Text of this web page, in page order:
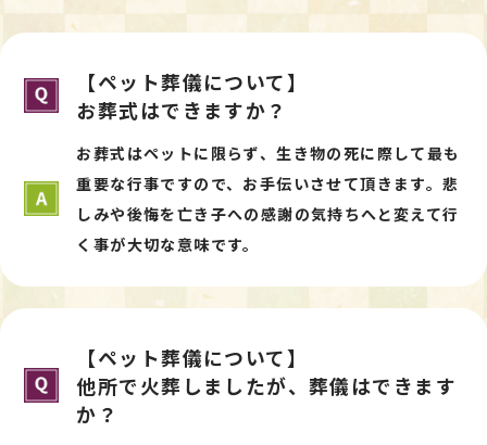
【ペット葬儀について】
お葬式はできますか？
お葬式はペットに限らず、生き物の死に際して最も
重要な行事ですので、お手伝いさせて頂きます。悲
しみや後悔を亡き子への感謝の気持ちへと変えて行
く事が大切な意味です。
【ペット葬儀について】
他所で火葬しましたが、葬儀はできます
か？